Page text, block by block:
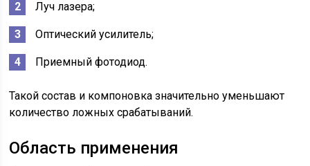
Луч лазера;
Оптический усилитель;
Приемный фотодиод.
Такой состав и компоновка значительно уменьшают
количество ложных срабатываний.
Область применения